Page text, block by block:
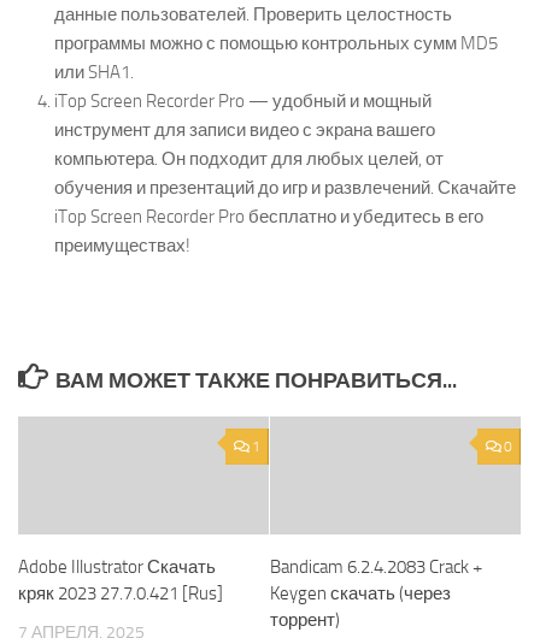
данные пользователей. Проверить целостность
программы можно с помощью контрольных сумм MD5
или SHA1.
iTop Screen Recorder Pro — удобный и мощный
инструмент для записи видео с экрана вашего
компьютера. Он подходит для любых целей, от
обучения и презентаций до игр и развлечений. Скачайте
iTop Screen Recorder Pro бесплатно и убедитесь в его
преимуществах!
ВАМ МОЖЕТ ТАКЖЕ ПОНРАВИТЬСЯ...
1
Adobe Illustrator Скачать
кряк 2023 27.7.0.421 [Rus]
7 АПРЕЛЯ, 2025
0
Bandicam 6.2.4.2083 Crack +
Keygen скачать (через
торрент)